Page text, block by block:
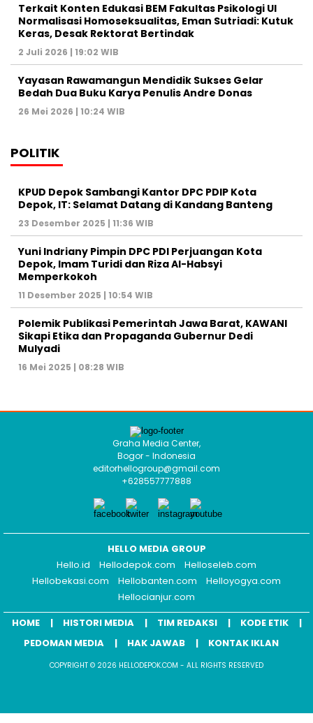
Terkait Konten Edukasi BEM Fakultas Psikologi UI
Normalisasi Homoseksualitas, Eman Sutriadi: Kutuk
Keras, Desak Rektorat Bertindak
2 Juli 2026 | 19:02 WIB
Yayasan Rawamangun Mendidik Sukses Gelar
Bedah Dua Buku Karya Penulis Andre Donas
26 Mei 2026 | 10:24 WIB
POLITIK
KPUD Depok Sambangi Kantor DPC PDIP Kota
Depok, IT: Selamat Datang di Kandang Banteng
23 Desember 2025 | 11:36 WIB
Yuni Indriany Pimpin DPC PDI Perjuangan Kota
Depok, Imam Turidi dan Riza Al-Habsyi
Memperkokoh
11 Desember 2025 | 10:54 WIB
Polemik Publikasi Pemerintah Jawa Barat, KAWANI
Sikapi Etika dan Propaganda Gubernur Dedi
Mulyadi
16 Mei 2025 | 08:28 WIB
Graha Media Center,
Bogor - Indonesia
editorhellogroup@gmail.com
+628557777888
HELLO MEDIA GROUP
Hello.id
Hellodepok.com
Helloseleb.com
Hellobekasi.com
Hellobanten.com
Helloyogya.com
Hellocianjur.com
HOME
HISTORI MEDIA TIM REDAKSI
KODE ETIK
PEDOMAN MEDIA
HAK JAWAB KONTAK IKLAN
COPYRIGHT © 2026 HELLODEPOK.COM - ALL RIGHTS RESERVED